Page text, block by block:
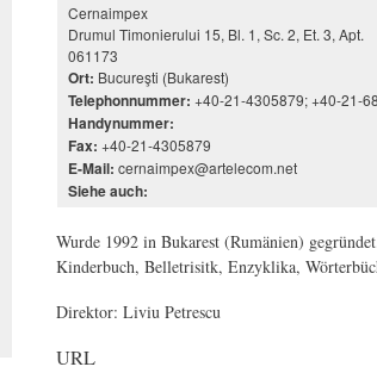
Cernaimpex
Drumul Timonierului 15, Bl. 1, Sc. 2, Et. 3, Apt.
061173
Ort: Bucureşti (Bukarest)
Telephonnummer: +40-21-4305879; +40-21-
Handynummer:
Fax: +40-21-4305879
E-Mail: cernaimpex@artelecom.net
Siehe auch:
Wurde 1992 in Bukarest (Rumänien)
Kinderbuch, Belletrisitk, Enzyklika,
Direktor: Liviu Petrescu
URL